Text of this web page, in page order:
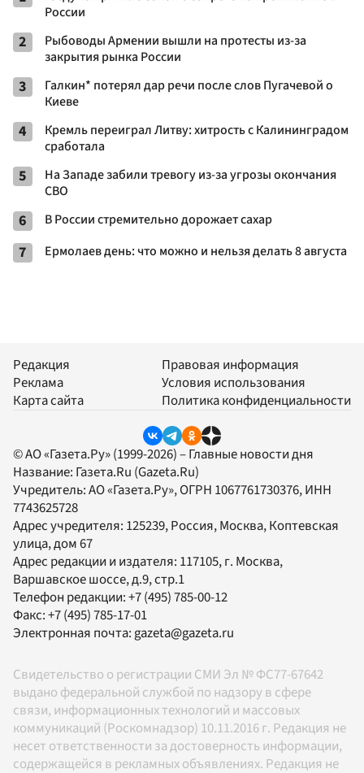
России
2
Рыбоводы Армении вышли на протесты из-за
закрытия рынка России
3
Галкин* потерял дар речи после слов Пугачевой о
Киеве
4
Кремль переиграл Литву: хитрость с Калининградом
сработала
5
На Западе забили тревогу из-за угрозы окончания
СВО
6 В России стремительно дорожает сахар
7 Ермолаев день: что можно и нельзя делать 8 августа
Редакция
Реклама
Карта сайта
Правовая информация
Условия использования
Политика конфиденциальности
© АО «Газета.Ру» (1999-2026) – Главные новости дня
Название: Газета.Ru (Gazeta.Ru)
Учредитель:АО «Газета.Ру», ОГРН 1067761730376, ИНН
7743625728
Адрес учредителя: 125239, Россия, Москва, Коптевская
улица, дом 67
Адрес редакции и издателя: 117105, г. Москва,
Варшавское шоссе, д.9, стр.1
Телефон редакции:+7 (495) 785-00-12
Факс:+7 (495) 785-17-01
Электронная почта: gazeta@gazeta.ru
Свидетельство о регистрации СМИ Эл № ФС77-67642
выдано федеральной службой по надзору в сфере
связи, информационных технологий и массовых
коммуникаций (Роскомнадзор) 10.11.2016 г. Редакция не
несет ответственности за достоверность информации,
содержащейся в рекламных объявлениях. Редакция не